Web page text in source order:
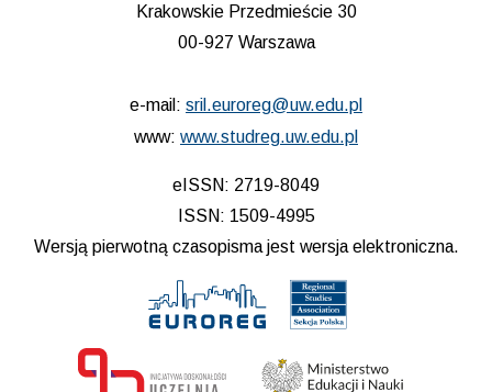
Krakowskie Przedmieście 30
00-927 Warszawa
e-mail: sril.euroreg@uw.edu.pl
www: www.studreg.uw.edu.pl
eISSN: 2719-8049
ISSN: 1509-4995
Wersją pierwotną czasopisma jest wersja elektroniczna.